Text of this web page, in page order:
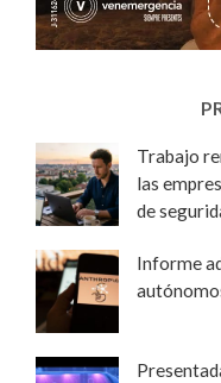
Trabajo
las
de
Informe